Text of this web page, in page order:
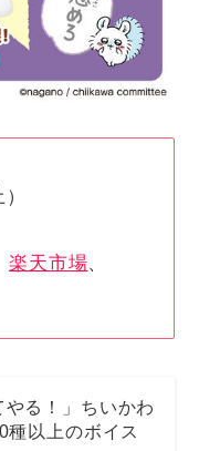
楽天市場、
やる！」ちいかわ
種以上のボイス